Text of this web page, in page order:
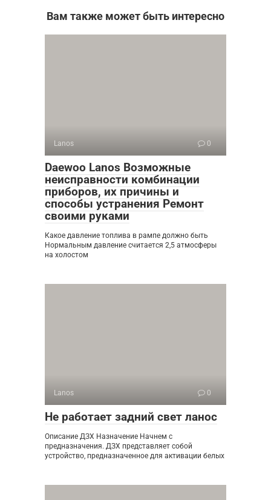
Вам также может быть интересно
Lanos 0
Daewoo Lanos Возможные
неисправности комбинации
приборов, их причины и
способы устранения Ремонт
своими руками
Какое давление топлива в рампе должно быть
Нормальным давление считается 2,5 атмосферы
на холостом
Lanos 0
Не работает задний свет ланос
Описание ДЗХ Назначение Начнем с
предназначения. ДЗХ представляет собой
устройство, предназначенное для активации белых